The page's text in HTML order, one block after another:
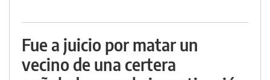
Fue a juicio por matar un
vecino de una certera